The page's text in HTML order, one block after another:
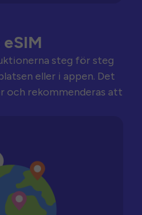
steg för steg
eller i appen. Det
och rekommenderas att